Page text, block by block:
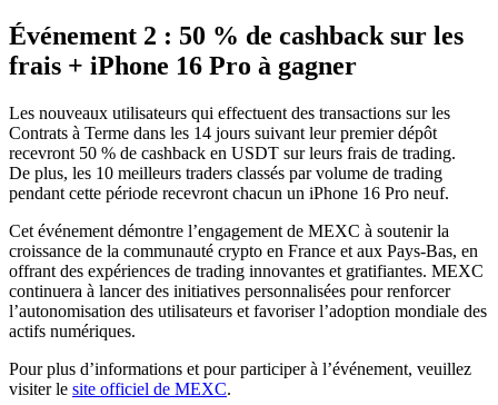
Événement 2 : 50 % de cashback sur les
frais + iPhone 16 Pro à gagner
Les nouveaux utilisateurs qui effectuent des transactions sur les
Contrats à Terme dans les 14 jours suivant leur premier dépôt
recevront 50 % de cashback en USDT sur leurs frais de trading.
De plus, les 10 meilleurs traders classés par volume de trading
pendant cette période recevront chacun un iPhone 16 Pro neuf.
Cet événement démontre l’engagement de MEXC à soutenir la
croissance de la communauté crypto en France et aux Pays-Bas, en
offrant des expériences de trading innovantes et gratifiantes. MEXC
continuera à lancer des initiatives personnalisées pour renforcer
l’autonomisation des utilisateurs et favoriser l’adoption mondiale des
actifs numériques.
Pour plus d’informations et pour participer à l’événement, veuillez
visiter le site officiel de MEXC.